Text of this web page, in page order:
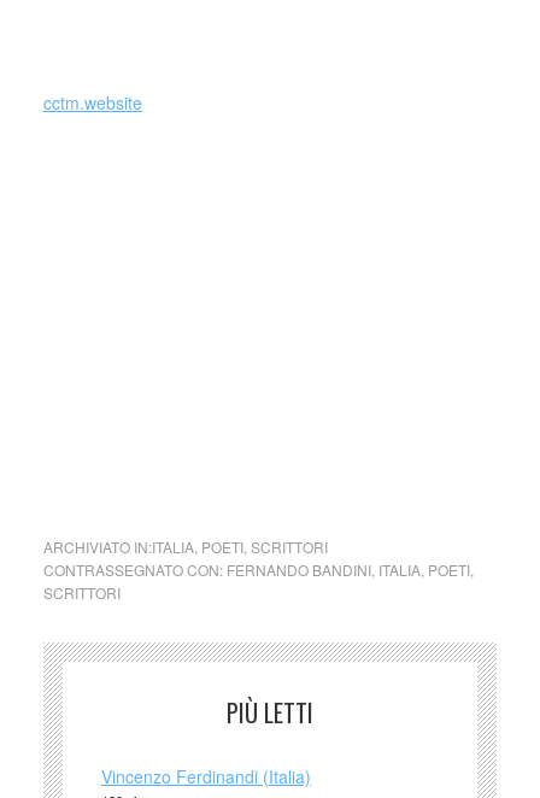
cctm.website
ARCHIVIATO IN:ITALIA, POETI, SCRITTORI
CONTRASSEGNATO CON: FERNANDO BANDINI, ITALIA, POETI,
SCRITTORI
PIÙ LETTI
Vincenzo Ferdinandi (Italia)